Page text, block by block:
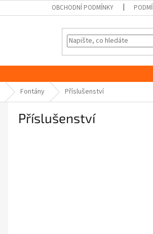
OBCHODNÍ PODMÍNKY
Fontány Příslušenství
Příslušenství